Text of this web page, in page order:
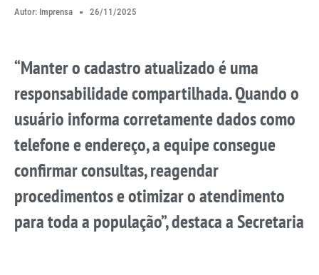
Autor: Imprensa 26/11/2025
“Manter o cadastro atualizado é uma
responsabilidade compartilhada. Quando o
usuário informa corretamente dados como
telefone e endereço, a equipe consegue
confirmar consultas, reagendar
procedimentos e otimizar o atendimento
para toda a população”, destaca a Secretaria